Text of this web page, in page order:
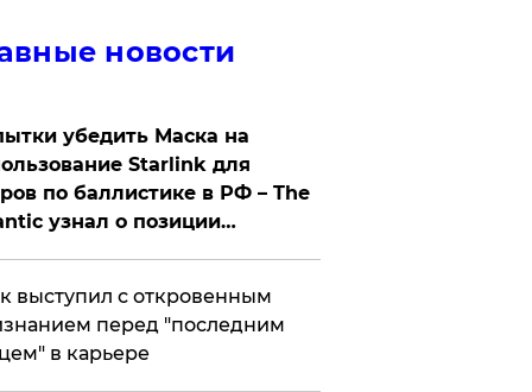
новости
убедить Маска на
Starlink для
по баллистике в РФ – The
узнал о позиции
выступил с откровенным
перед "последним
в карьере